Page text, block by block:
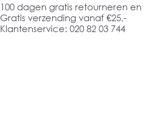
100 dagen gratis retourneren en
Gratis verzending vanaf €25,-
Klantenservice: 020 82 03 744